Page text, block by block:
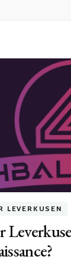
LEVERKUSEN